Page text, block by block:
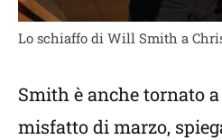
Lo schiaffo di Will Smith a
Smith è anche tornato
misfatto di marzo,